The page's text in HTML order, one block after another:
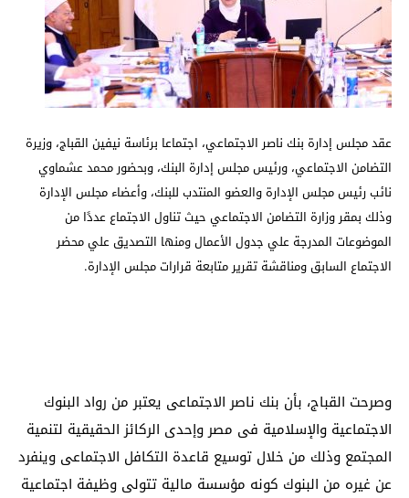
عقد مجلس إدارة بنك ناصر الاجتماعي، اجتماعا برئاسة نيفين القباج، وزيرة
التضامن الاجتماعي، ورئيس مجلس إدارة البنك، وبحضور محمد عشماوي
نائب رئيس مجلس الإدارة والعضو المنتدب للبنك، وأعضاء مجلس الإدارة
وذلك بمقر وزارة التضامن الاجتماعي حيث تناول الاجتماع عددًا من
الموضوعات المدرجة علي جدول الأعمال ومنها التصديق علي محضر
الاجتماع السابق ومناقشة تقرير متابعة قرارات مجلس الإدارة.
وصرحت القباج، بأن بنك ناصر الاجتماعى يعتبر من رواد البنوك
الاجتماعية والإسلامية فى مصر وإحدى الركائز الحقيقية لتنمية
المجتمع وذلك من خلال توسيع قاعدة التكافل الاجتماعى وينفرد
عن غيره من البنوك كونه مؤسسة مالية تتولى وظيفة اجتماعية